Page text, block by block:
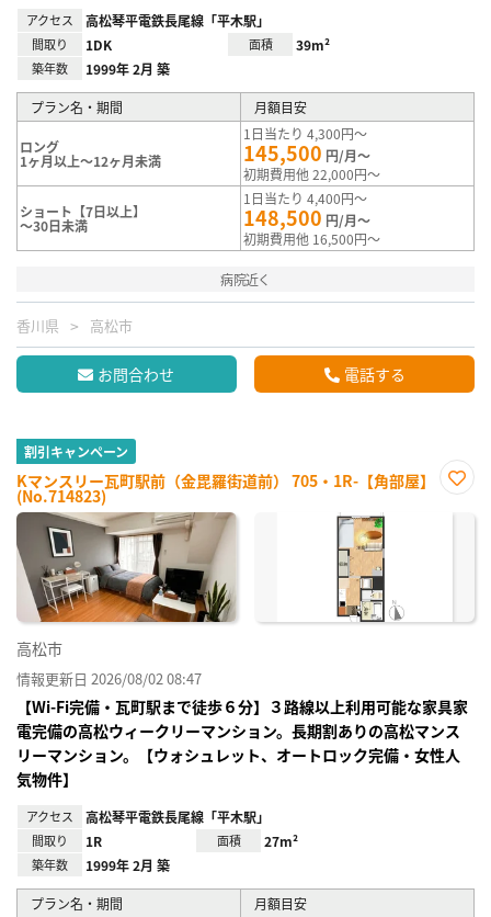
アクセス 高松琴平電鉄長尾線「平木駅」
間取り 1DK 面積 39m²
築年数 1999年 2月 築
プラン名・期間 月額目安
ロング
1ヶ月以上～12ヶ月未満
1日当たり 4,300円～
145,500 円/月～
初期費用他 22,000円～
ショート【7日以上】
～30日未満
1日当たり 4,400円～
148,500 円/月～
初期費用他 16,500円～
病院近く
香川県 高松市
お問合わせ 電話する
割引キャンペーン
Kマンスリー瓦町駅前（金毘羅街道前） 705・1R-【角部屋】
(No.714823)
に入
高松市
情報更新日 2026/08/02 08:47
【Wi-Fi完備・瓦町駅まで徒歩６分】３路線以上利用可能な家具家
電完備の高松ウィークリーマンション。長期割ありの高松マンス
リーマンション。【ウォシュレット、オートロック完備・女性人
気物件】
アクセス 高松琴平電鉄長尾線「平木駅」
間取り 1R 面積 27m²
築年数 1999年 2月 築
プラン名・期間 月額目安